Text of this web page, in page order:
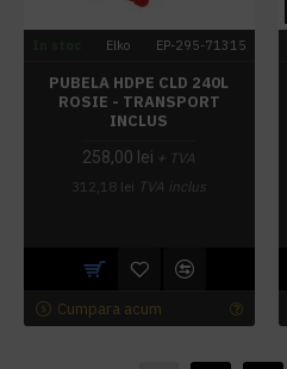
Elko EP-295-71315
PUBELA HDPE CLD 240L
ROSIE - TRANSPORT
INCLUS
258,00 lei + TVA
312,18 lei TVA inclus
Cumpara acum